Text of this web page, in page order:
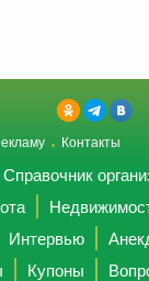
Контакты
Справочник
Интервью
Купоны